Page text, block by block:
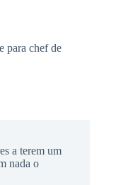
para chef de
a terem um
nada o